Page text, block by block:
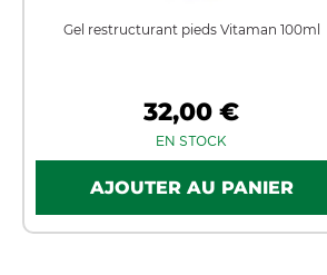
Gel restructurant pieds Vitaman 100ml
32,00 €
EN STOCK